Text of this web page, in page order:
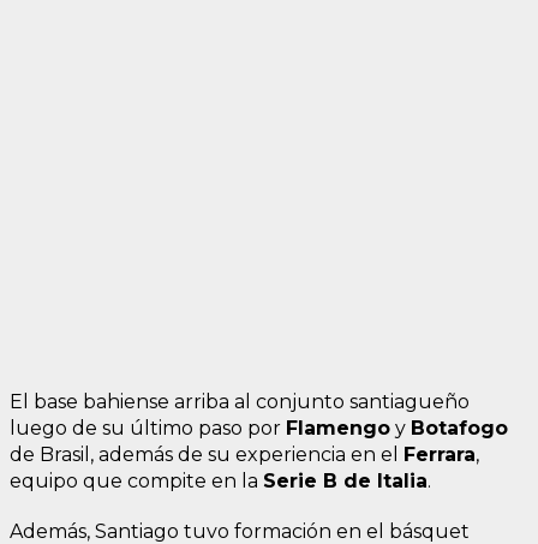
El base bahiense arriba al conjunto santiagueño
luego de su último paso por Flamengo y Botafogo
de Brasil, además de su experiencia en el Ferrara,
equipo que compite en la Serie B de Italia.
Además, Santiago tuvo formación en el básquet